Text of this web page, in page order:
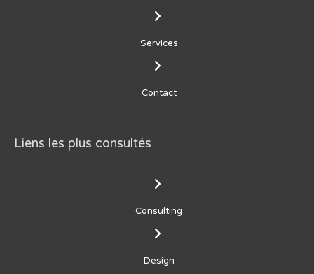
Services
Contact
Liens les plus consultés
Consulting
Design